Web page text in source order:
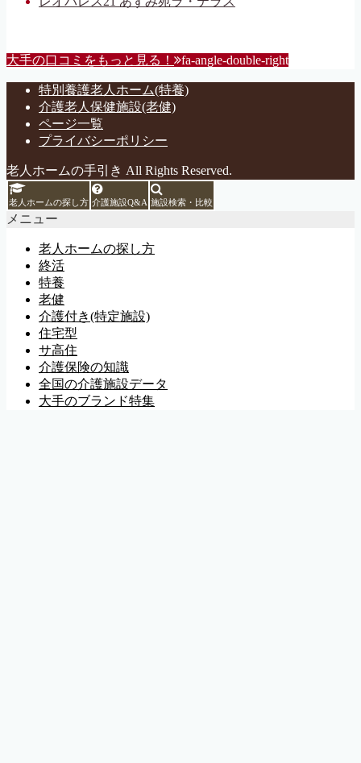
大手の口コミをもっと見る！ fa-angle-double-right
特別養護老人ホーム(特養)
介護老人保健施設(老健)
ページ一覧
プライバシーポリシー
老人ホームの手引き All Rights Reserved.
老人ホームの探し方 介護施設Q&A 施設検索・比較
メニュー
老人ホームの探し方
終活
特養
老健
介護付き(特定施設)
住宅型
サ高住
介護保険の知識
全国の介護施設データ
大手のブランド特集